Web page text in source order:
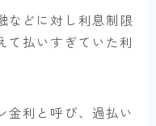
などに対し利息制限
て払いすぎていた利
金利と呼び、過払い